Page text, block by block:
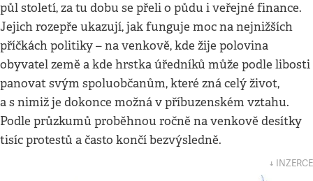
půl století, za tu dobu se přeli o půdu i veřejné finance.
Jejich rozepře ukazují, jak funguje moc na nejnižších
příčkách politiky – na venkově, kde žije polovina
obyvatel země a kde hrstka úředníků může podle libosti
panovat svým spoluobčanům, které zná celý život,
a s nimiž je dokonce možná v příbuzenském vztahu.
Podle průzkumů proběhnou ročně na venkově desítky
tisíc protestů a často končí bezvýsledně.
↓ INZERCE